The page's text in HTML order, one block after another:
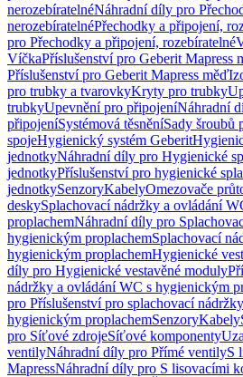
nerozebíratelnéNáhradní díly pro
nerozebíratelnéPřechodky a připojení,
pro Přechodky a připojení, rozebíratelné
VíčkaPříslušenství pro Geberit Mapress
Příslušenství pro Geberit Mapress měď
pro trubky a tvarovkyKryty pro trubky
trubkyUpevnění pro připojeníNáhradní
připojeníSystémová těsněníSady šroubů
spojeHygienický systém Geberit
jednotkyNáhradní díly pro Hygienické
jednotkyPříslušenství pro hygienické
jednotkySenzoryKabelyOmezovače
deskySplachovací nádržky a ovládání
proplachemNáhradní díly pro
hygienickým proplachemSplachovací
hygienickým proplachemHygienické
díly pro Hygienické vestavěné moduly
nádržky a ovládání WC s hygienickým
pro Příslušenství pro splachovací
hygienickým proplachemSenzoryKabely
pro Síťové zdrojeSíťové komponenty
ventilyNáhradní díly pro Přímé ventilyS
MapressNáhradní díly pro S lisovacími